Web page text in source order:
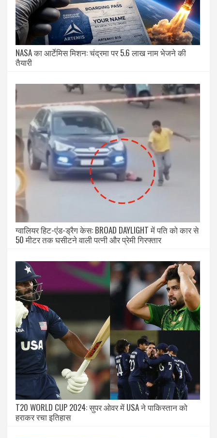
NASA का आर्टेमिस मिशन: चंद्रमा पर 5.6 लाख नाम भेजने की
तैयारी
ग्वालियर हिट-एंड-ड्रैग केस: BROAD DAYLIGHT में पति को कार से
50 मीटर तक घसीटने वाली पत्नी और प्रेमी गिरफ्तार
T20 WORLD CUP 2024: सुपर ओवर में USA ने पाकिस्तान को
हराकर रचा इतिहास